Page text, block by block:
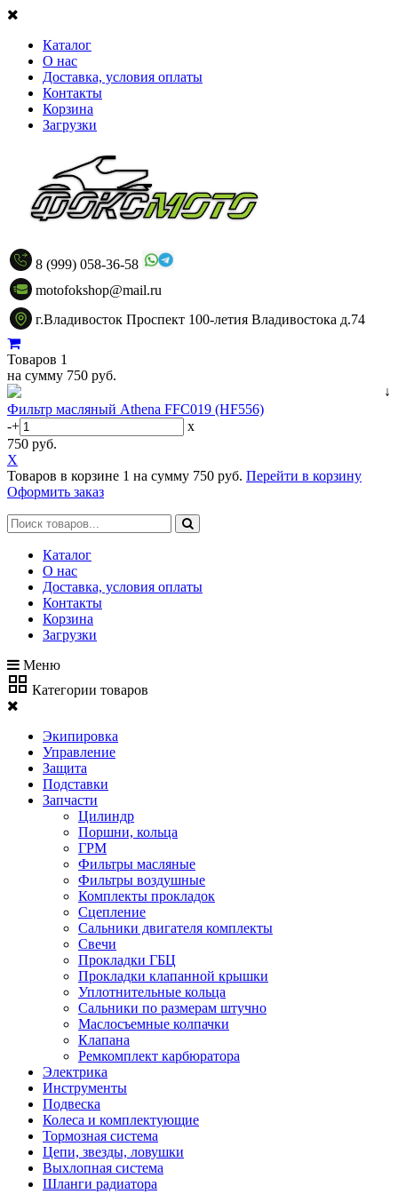
Каталог
О нас
Доставка, условия оплаты
Контакты
Корзина
Загрузки
8 (999) 058-36-58
motofokshop@mail.ru
г.Владивосток Проспект 100-летия Владивостока д.74
Товаров 1
на сумму 750 руб.
↓
Фильтр масляный Athena FFC019 (HF556)
-+
x
750 руб.
X
Товаров в корзине 1 на сумму 750 руб. Перейти в корзину
Оформить заказ
Каталог
О нас
Доставка, условия оплаты
Контакты
Корзина
Загрузки
Меню
Категории товаров
Экипировка
Управление
Защита
Подставки
Запчасти
Цилиндр
Поршни, кольца
ГРМ
Фильтры масляные
Фильтры воздушные
Комплекты прокладок
Сцепление
Сальники двигателя комплекты
Свечи
Прокладки ГБЦ
Прокладки клапанной крышки
Уплотнительные кольца
Сальники по размерам штучно
Маслосъемные колпачки
Клапана
Ремкомплект карбюратора
Электрика
Инструменты
Подвеска
Колеса и комплектующие
Тормозная система
Цепи, звезды, ловушки
Выхлопная система
Шланги радиатора